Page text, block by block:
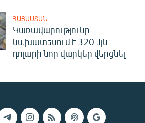
ՀԱՅԱՍՏԱՆ
Կառավարությունը
նախատեսում է 320 մլն
դոլարի նոր վարկեր վերցնել